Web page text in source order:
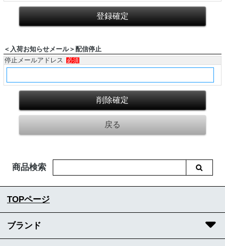
＜入荷お知らせメール＞配信停止
停止メールアドレス
必須
商品検索
TOPページ
ブランド